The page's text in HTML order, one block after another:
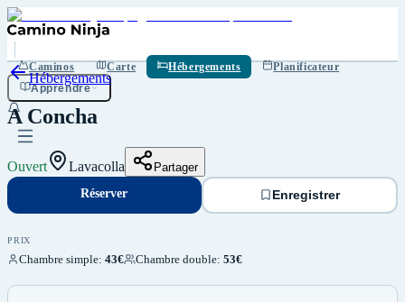
Caminos Carte Hébergements
Planificateur
Apprendre
Hébergements
A Concha
Ouvert Lavacolla Partager
Réserver
Réserver Enregistrer
PRIX
Chambre simple: 43€ Chambre double: 53€